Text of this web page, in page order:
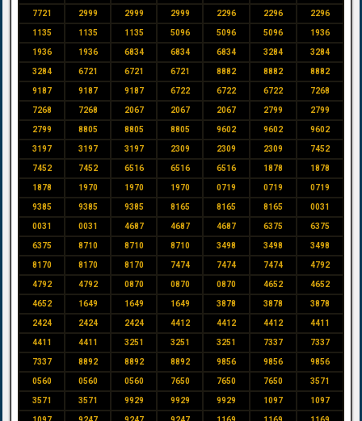
7721 2999 2999 2999 2296 2296 2296
1135 1135 1135 5096 5096 5096 1936
1936 1936 6834 6834 6834 3284 3284
3284 6721 6721 6721 8882 8882 8882
9187 9187 9187 6722 6722 6722 7268
7268 7268 2067 2067 2067 2799 2799
2799 8805 8805 8805 9602 9602 9602
3197 3197 3197 2309 2309 2309 7452
7452 7452 6516 6516 6516 1878 1878
1878 1970 1970 1970 0719 0719 0719
9385 9385 9385 8165 8165 8165 0031
0031 0031 4687 4687 4687 6375 6375
6375 8710 8710 8710 3498 3498 3498
8170 8170 8170 7474 7474 7474 4792
4792 4792 0870 0870 0870 4652 4652
4652 1649 1649 1649 3878 3878 3878
2424 2424 2424 4412 4412 4412 4411
4411 4411 3251 3251 3251 7337 7337
7337 8892 8892 8892 9856 9856 9856
0560 0560 0560 7650 7650 7650 3571
3571 3571 9929 9929 9929 1097 1097